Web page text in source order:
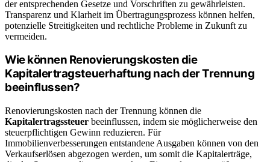
der entsprechenden Gesetze und Vorschriften zu gewährleisten.
Transparenz und Klarheit im Übertragungsprozess können helfen,
potenzielle Streitigkeiten und rechtliche Probleme in Zukunft zu
vermeiden.
Wie können Renovierungskosten die
Kapitalertragsteuerhaftung nach der Trennung
beeinflussen?
Renovierungskosten nach der Trennung können die
Kapitalertragssteuer beeinflussen, indem sie möglicherweise den
steuerpflichtigen Gewinn reduzieren. Für
Immobilienverbesserungen entstandene Ausgaben können von den
Verkaufserlösen abgezogen werden, um somit die Kapitalerträge,